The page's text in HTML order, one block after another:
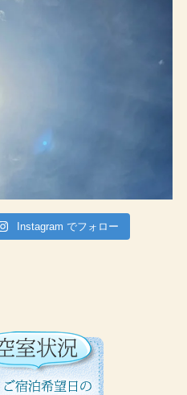
Instagram でフォロー